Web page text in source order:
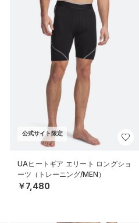
公式サイト限定
UAヒートギア エリート ロングショ
ーツ（トレーニング/MEN）
￥7,480